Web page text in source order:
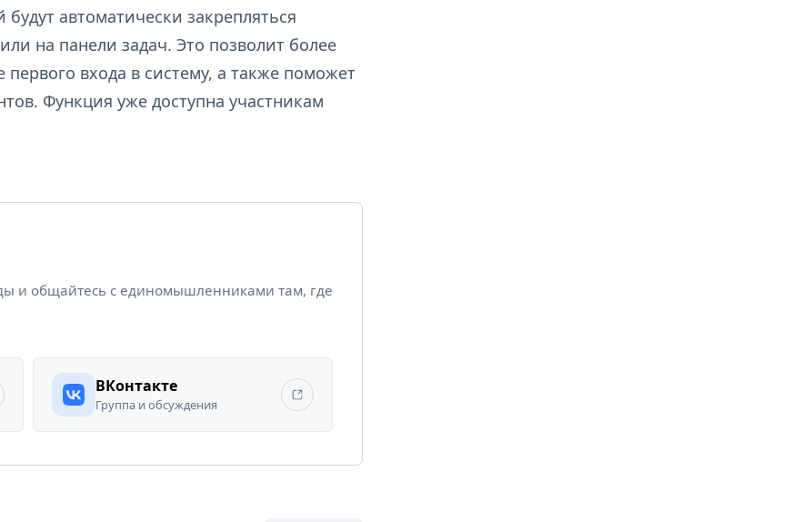
автоматически закрепляться
на панели задач. Это позволит более
первого входа в систему, а также поможет
Функция уже доступна участникам
и общайтесь с единомышленниками там, где
ВКонтакте
Группа и обсуждения